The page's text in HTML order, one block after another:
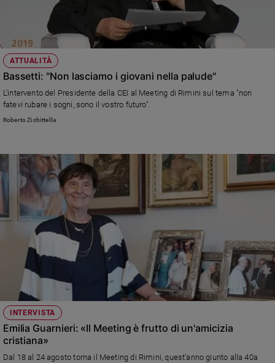
ATTUALITÀ
Bassetti: "Non lasciamo i giovani nella palude"
L'intervento del Presidente della CEI al Meeting di Rimini sul tema "non
fatevi rubare i sogni, sono il vostro futuro".
Roberto Zichittella
INTERVISTA
Emilia Guarnieri: «Il Meeting è frutto di un'amicizia
cristiana»
Dal 18 al 24 agosto torna il Meeting di Rimini, quest’anno giunto alla 40a